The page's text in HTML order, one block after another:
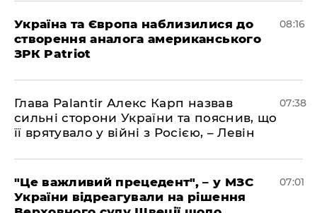
Україна та Європа наблизилися до
створення аналога американського
ЗРК Patriot
08:16
Глава Palantir Алекс Карп назвав
сильні сторони України та пояснив, що
її врятувало у війні з Росією, – Левін
07:38
"Це важливий прецедент", – у МЗС
України відреагували на рішення
07:01